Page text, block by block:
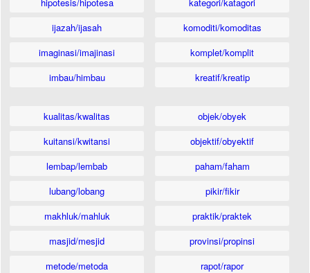
ijazah/ijasah
imaginasi/imajinasi
imbau/himbau
komoditi/komoditas
komplet/komplit
kreatif/kreatip
kualitas/kwalitas
kuitansi/kwitansi
lembap/lembab
lubang/lobang
makhluk/mahluk
masjid/mesjid
metode/metoda
objek/obyek
objektif/obyektif
paham/faham
pikir/fikir
praktik/praktek
provinsi/propinsi
rapot/rapor